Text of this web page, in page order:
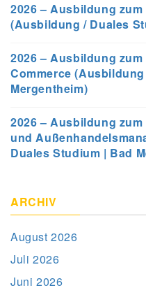
2026 – Ausbildung
(Ausbildung / Duales
2026 – Ausbildung
Commerce
Mergentheim)
2026 – Ausbildung
und
Duales Studium | Bad
ARCHIV
August 2026
Juli 2026
Juni 2026